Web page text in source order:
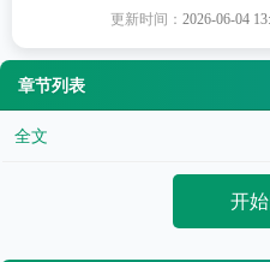
更新时间：2026-06-04
章节列表
全文
开